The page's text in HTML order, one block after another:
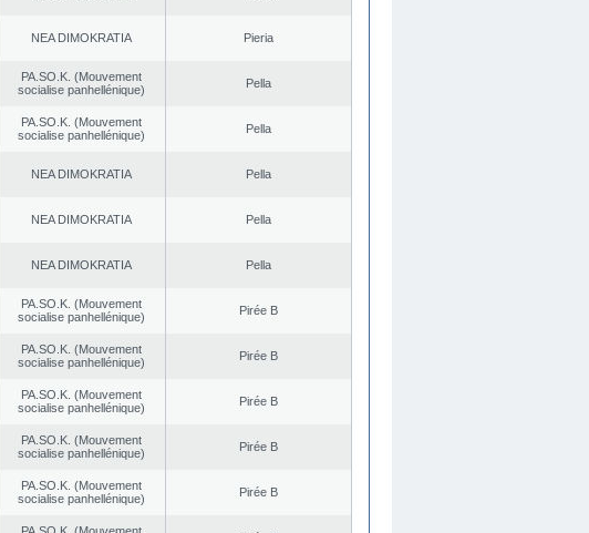
NEA DΙMOKRATIA Pieria
PA.SO.K. (Mouvement
socialise panhellénique)
Pella
PA.SO.K. (Mouvement
socialise panhellénique)
Pella
NEA DΙMOKRATIA Pella
NEA DΙMOKRATIA Pella
NEA DΙMOKRATIA Pella
PA.SO.K. (Mouvement
socialise panhellénique)
Pirée B
PA.SO.K. (Mouvement
socialise panhellénique)
Pirée B
PA.SO.K. (Mouvement
socialise panhellénique)
Pirée B
PA.SO.K. (Mouvement
socialise panhellénique)
Pirée B
PA.SO.K. (Mouvement
socialise panhellénique)
Pirée B